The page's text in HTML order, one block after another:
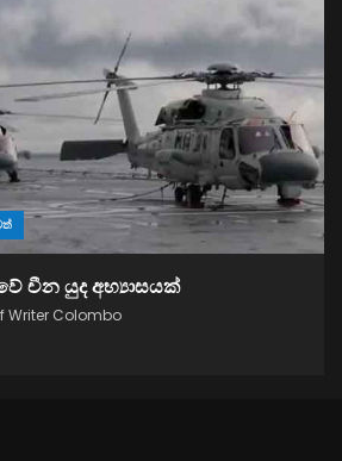
චීන යුද අභ්‍යාසයක්
Writer Colombo